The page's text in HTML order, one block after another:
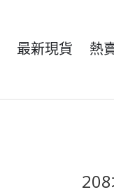
最新現貨 熱